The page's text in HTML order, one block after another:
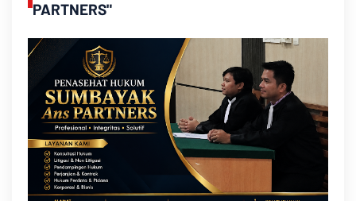
PARTNERS"